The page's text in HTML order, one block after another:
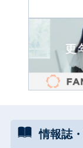
情報誌・